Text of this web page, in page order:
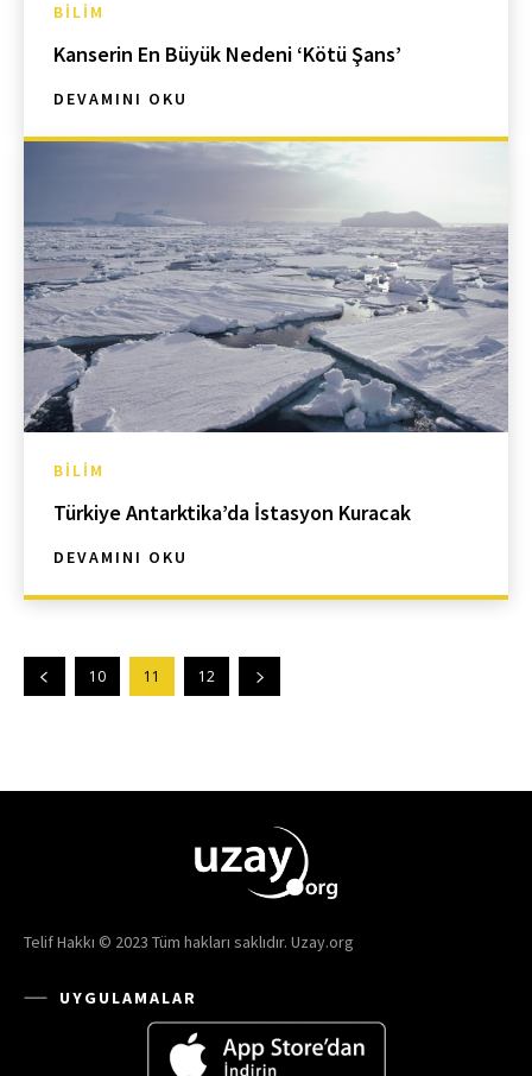
BILIM
Kanserin En Büyük Nedeni ‘Kötü Şans’
DEVAMINI OKU
BILIM
Türkiye Antarktika’da İstasyon Kuracak
DEVAMINI OKU
10 11 12
Telif Hakkı © 2023 Tüm hakları saklıdır. Uzay.org
UYGULAMALAR